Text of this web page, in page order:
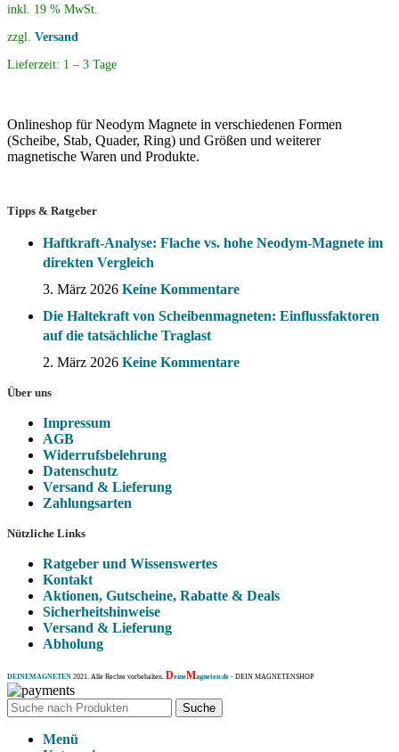
inkl. 19 % MwSt.
zzgl. Versand
Lieferzeit: 1 – 3 Tage
Onlineshop für Neodym Magnete in verschiedenen Formen
(Scheibe, Stab, Quader, Ring) und Größen und weiterer
magnetische Waren und Produkte.
Tipps & Ratgeber
Haftkraft-Analyse: Flache vs. hohe Neodym-Magnete im
direkten Vergleich
3. März 2026 Keine Kommentare
Die Haltekraft von Scheibenmagneten: Einflussfaktoren
auf die tatsächliche Traglast
2. März 2026 Keine Kommentare
Über uns
Impressum
AGB
Widerrufsbelehrung
Datenschutz
Versand & Lieferung
Zahlungsarten
Nützliche Links
Ratgeber und Wissenswertes
Kontakt
Aktionen, Gutscheine, Rabatte & Deals
Sicherheitshinweise
Versand & Lieferung
Abholung
DEINEMAGNETEN 2021. Alle Rechte vorbehalten. DeineMagneten.de - DEIN MAGNETENSHOP
Suche
Menü